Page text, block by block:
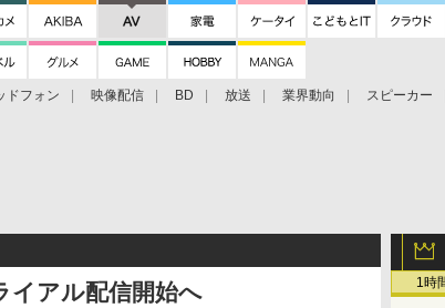
ドフォン 映像配信 BD 放送 業界動向 スピーカー
1時
イアル配信開始へ